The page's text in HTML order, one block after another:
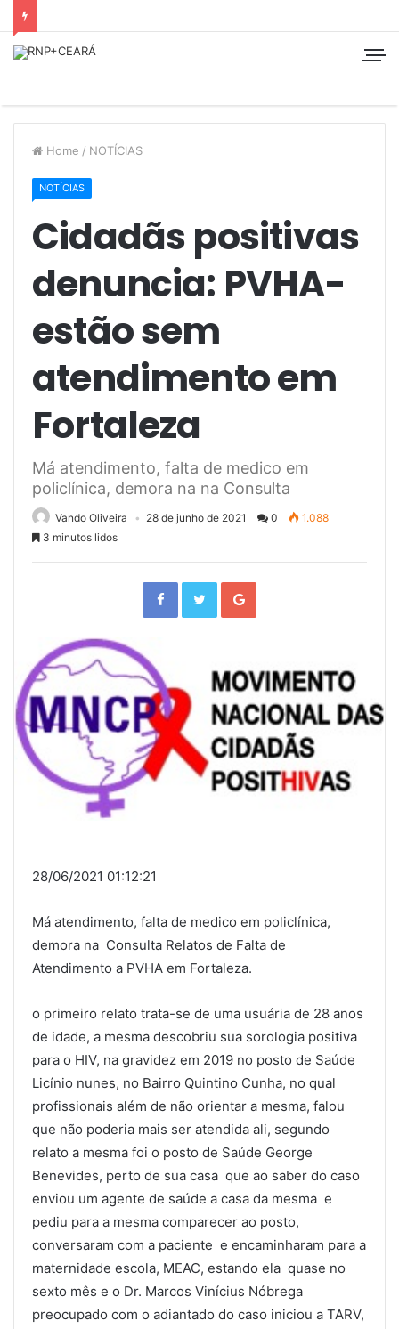
Home / NOTÍCIAS
NOTÍCIAS
Cidadãs positivas
denuncia: PVHA-
estão sem
atendimento em
Fortaleza
Má atendimento, falta de medico em
policlínica, demora na na Consulta
Vando Oliveira 28 de junho de 2021 0
1.088
3 minutos lidos
F
b
T
t
28/06/2021 01:12:21
Má atendimento, falta de medico em policlínica,
demora na Consulta Relatos de Falta de
Atendimento a PVHA em Fortaleza.
o primeiro relato trata-se de uma usuária de 28 anos
de idade, a mesma descobriu sua sorologia positiva
para o HIV, na gravidez em 2019 no posto de Saúde
Licínio nunes, no Bairro Quintino Cunha, no qual
profissionais além de não orientar a mesma, falou
que não poderia mais ser atendida ali, segundo
relato a mesma foi o posto de Saúde George
Benevides, perto de sua casa que ao saber do caso
enviou um agente de saúde a casa da mesma e
pediu para a mesma comparecer ao posto,
conversaram com a paciente e encaminharam para a
maternidade escola, MEAC, estando ela quase no
sexto mês e o Dr. Marcos Vinícius Nóbrega
preocupado com o adiantado do caso iniciou a TARV,